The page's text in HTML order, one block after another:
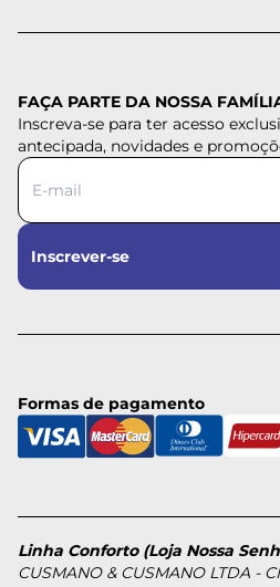
FAÇA PARTE DA NOSSA
Inscreva-se para ter acesso
antecipada, novidades e
Inscrever-se
Formas de pagamento
Linha Conforto (Loja Nossa
CUSMANO & CUSMANO LTDA -